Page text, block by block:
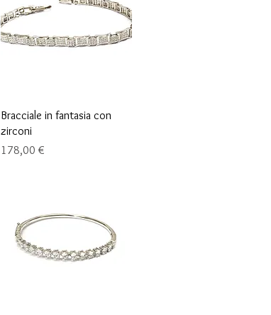
Vista rápida
Bracciale in fantasia con
zirconi
Precio
178,00 €